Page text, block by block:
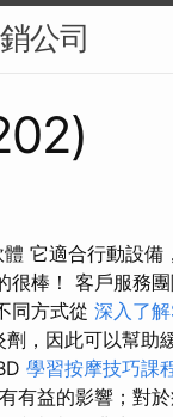
公司
它適合行動設備
棒！ 客戶服務
同方式從 深入了
，因此可以幫助
學習按摩技巧課
有益的影響；對